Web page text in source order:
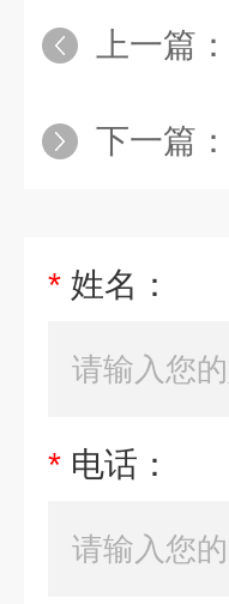
上一篇：
下一篇：
* 姓名：
* 电话：